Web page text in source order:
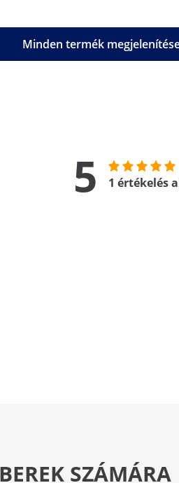
Minden termék
5 1 értékelés
SZÁMÁRA